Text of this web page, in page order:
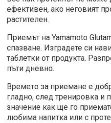
ефективен, ако неговият
растителен.
Приемът на Yamamoto
спазване. Изградете си
таблетки от продукта.
пъти дневно.
Времето за приемане е
гладно, след тренировка и
значение как ще го
любима напитка или с